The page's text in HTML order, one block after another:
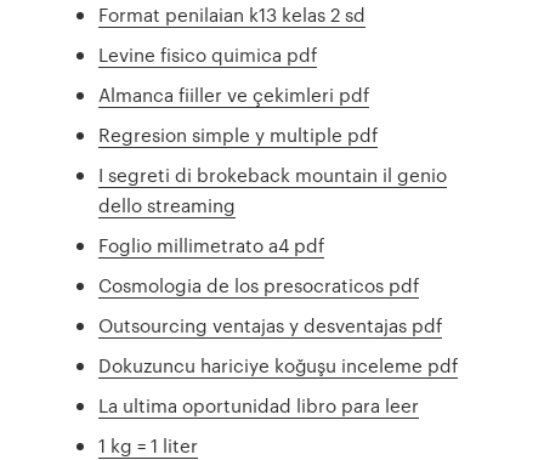
Format penilaian k13 kelas 2 sd
Levine fisico quimica pdf
Almanca fiiller ve çekimleri pdf
Regresion simple y multiple pdf
I segreti di brokeback mountain il genio
dello streaming
Foglio millimetrato a4 pdf
Cosmologia de los presocraticos pdf
Outsourcing ventajas y desventajas pdf
Dokuzuncu hariciye koğuşu inceleme pdf
La ultima oportunidad libro para leer
1 kg = 1 liter